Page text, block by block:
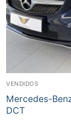
VENDIDOS
Mercedes-
DCT